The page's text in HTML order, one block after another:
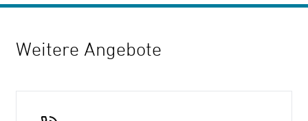
Weitere Angebote